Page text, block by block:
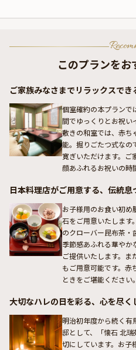
このプランをお
ご家族みなさまでリラックスで
個室確約の本プランで
間でゆっくりとお祝い
敷きの和室では、赤ち
能。掘りごたつ式なの
寛ぎいただけます。ご
顔あふれるお祝いの時
日本料理店がご用意する、伝統
お子様用のお食い初
石をご用意いたします
のクローバー昆布茶・
季節感あふれる華やか
ご提供いたします。ま
もご用意可能です。赤
ときをご堪能ください。
大切なハレの日を彩る、心を尽く
明治初年度から続く有
邸として、「懐石 北
切にしています。お子